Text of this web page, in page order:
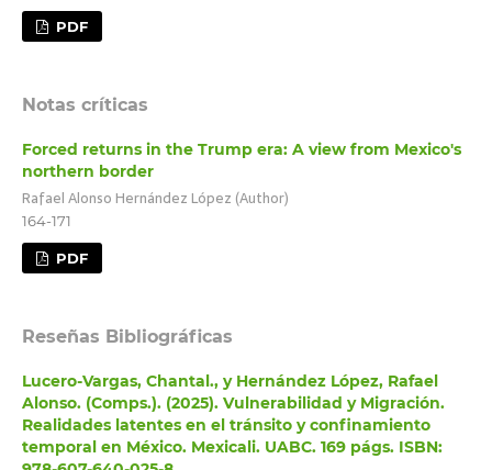
PDF
Notas críticas
Forced returns in the Trump era: A view from Mexico's
northern border
Rafael Alonso Hernández López (Author)
164-171
PDF
Reseñas Bibliográficas
Lucero-Vargas, Chantal., y Hernández López, Rafael
Alonso. (Comps.). (2025). Vulnerabilidad y Migración.
Realidades latentes en el tránsito y confinamiento
temporal en México. Mexicali. UABC. 169 págs. ISBN: